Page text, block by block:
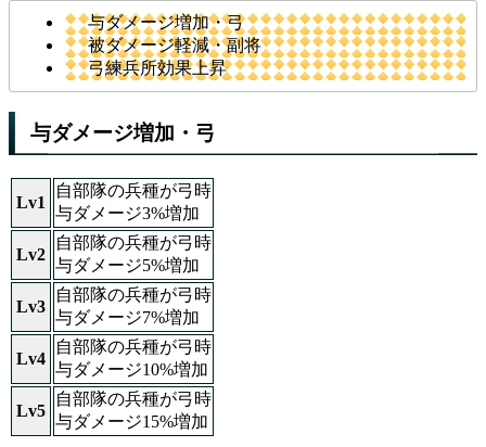
与ダメージ増加・弓
被ダメージ軽減・副将
弓練兵所効果上昇
与ダメージ増加・弓
Lv1
自部隊の兵種が弓時
与ダメージ3%増加
Lv2
自部隊の兵種が弓時
与ダメージ5%増加
Lv3
自部隊の兵種が弓時
与ダメージ7%増加
Lv4
自部隊の兵種が弓時
与ダメージ10%増加
Lv5
自部隊の兵種が弓時
与ダメージ15%増加